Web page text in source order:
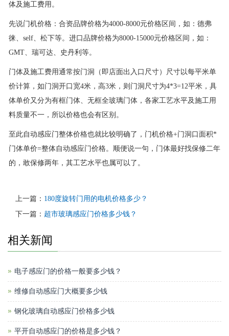
体及施工费用。
先说门机价格：合资品牌价格为4000-8000元价格区间，如：德弗
徕、self、松下等。进口品牌价格为8000-15000元价格区间，如：
GMT、瑞可达、史丹利等。
门体及施工费用通常按门洞（即店面出入口尺寸）尺寸以每平米单
价计算，如门洞开口宽4米，高3米，则门洞尺寸为4*3=12平米，具
体单价又分为有框门体、无框全玻璃门体，各家工艺水平及施工用
料质量不一，所以价格也会有区别。
至此自动感应门整体价格也就比较明确了，门机价格+门洞口面积*
门体单价=整体自动感应门价格。顺便说一句，门体最好找保修二年
的，敢保修两年，其工艺水平也属可以了。
上一篇： 180度旋转门用的电机价格多少？
下一篇： 超市玻璃感应门价格多少钱？
相关新闻
电子感应门的价格一般要多少钱？
维修自动感应门大概要多少钱
钢化玻璃自动感应门价格多少钱
平开自动感应门的价格是多少钱？